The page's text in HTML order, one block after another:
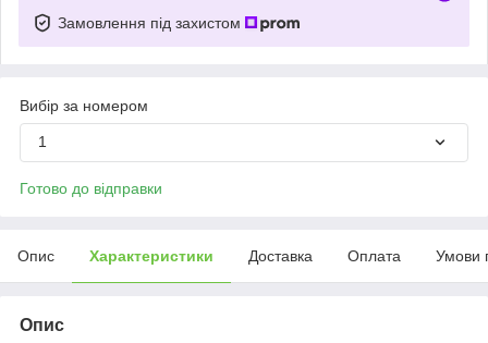
Замовлення під захистом
Вибір за номером
1
Готово до відправки
Опис Характеристики Доставка Оплата Умови
Опис